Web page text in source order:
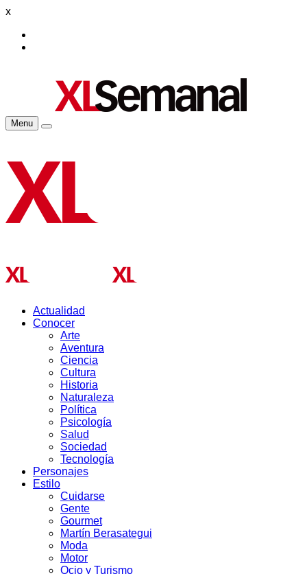
x
Menu
Actualidad
Conocer
Arte
Aventura
Ciencia
Cultura
Historia
Naturaleza
Política
Psicología
Salud
Sociedad
Tecnología
Personajes
Estilo
Cuidarse
Gente
Gourmet
Martín Berasategui
Moda
Motor
Ocio y Turismo